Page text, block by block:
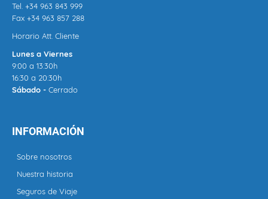
Tel. +34 963 843 999
Fax +34 963 857 288
Horario Att. Cliente
Lunes a Viernes
9:00 a 13:30h
16:30 a 20:30h
Sábado - Cerrado
INFORMACIÓN
Sobre nosotros
Nuestra historia
Seguros de Viaje